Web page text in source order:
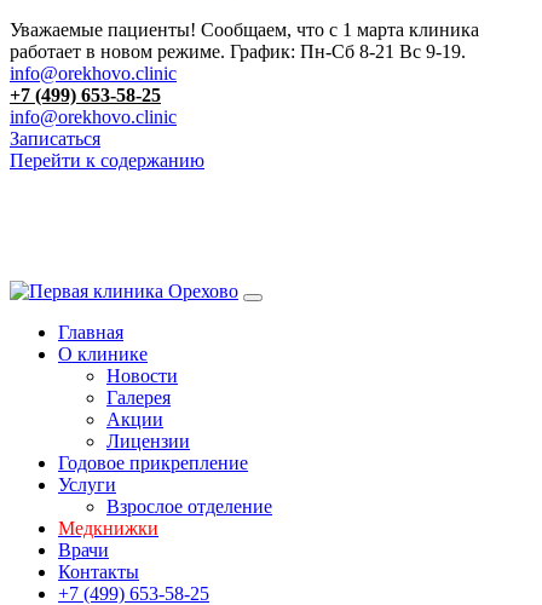
Уважаемые пациенты! Сообщаем, что с 1 марта клиника
работает в новом режиме. График: Пн-Сб 8-21 Вс 9-19.
info@orekhovo.clinic
+7 (499) 653-58-25
info@orekhovo.clinic
Записаться
Перейти к содержанию
Главная
О клинике
Новости
Галерея
Акции
Лицензии
Годовое прикрепление
Услуги
Взрослое отделение
Медкнижки
Врачи
Контакты
+7 (499) 653-58-25